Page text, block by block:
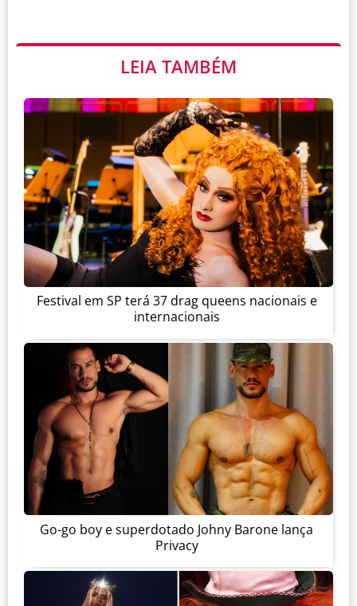
LEIA TAMBÉM
Festival em SP terá 37 drag queens nacionais e
internacionais
Go-go boy e superdotado Johny Barone lança
Privacy